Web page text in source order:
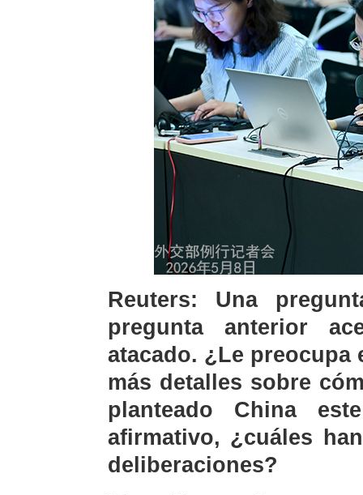
Reuters: Una
pregunta anterior
atacado. ¿Le preocupa
más detalles sobre
planteado China
afirmativo, ¿cuáles
deliberaciones?